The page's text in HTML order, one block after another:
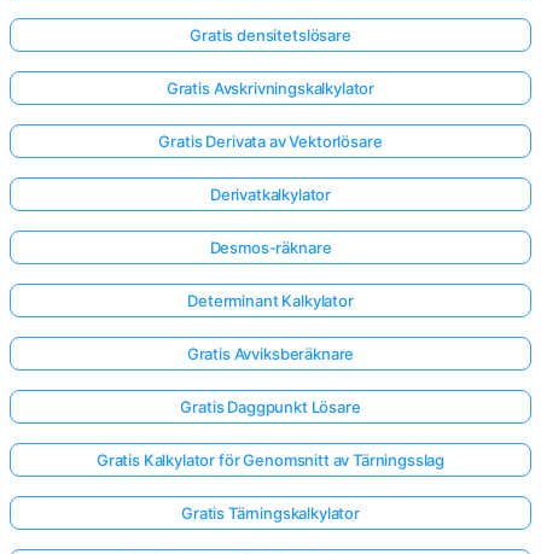
Gratis densitetslösare
Gratis Avskrivningskalkylator
Gratis Derivata av Vektorlösare
Derivatkalkylator
Desmos-räknare
Determinant Kalkylator
Gratis Avviksberäknare
Gratis Daggpunkt Lösare
Gratis Kalkylator för Genomsnitt av Tärningsslag
Gratis Tärningskalkylator